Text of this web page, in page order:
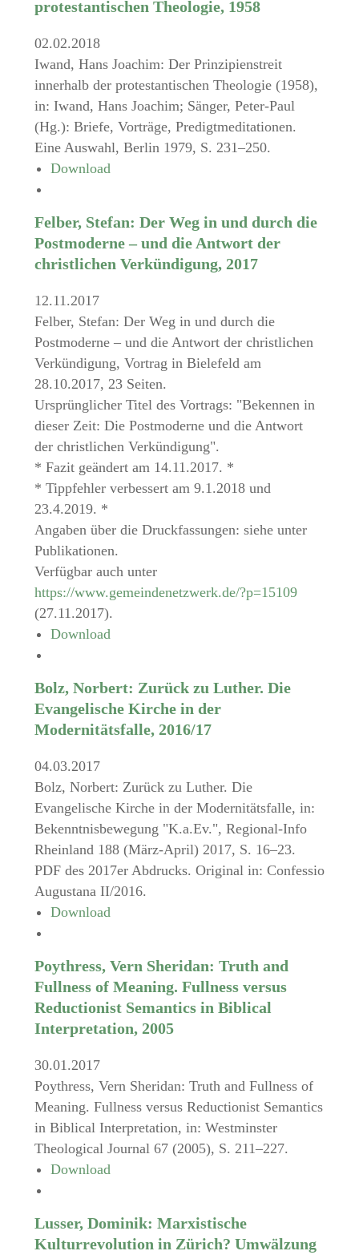
protestantischen Theologie, 1958
02.02.2018
Iwand, Hans Joachim: Der Prinzipienstreit
innerhalb der protestantischen Theologie (1958),
in: Iwand, Hans Joachim; Sänger, Peter-Paul
(Hg.): Briefe, Vorträge, Predigtmeditationen.
Eine Auswahl, Berlin 1979, S. 231–250.
Download
Felber, Stefan: Der Weg in und durch die
Postmoderne – und die Antwort der
christlichen Verkündigung, 2017
12.11.2017
Felber, Stefan: Der Weg in und durch die
Postmoderne – und die Antwort der christlichen
Verkündigung, Vortrag in Bielefeld am
28.10.2017, 23 Seiten.
Ursprünglicher Titel des Vortrags: "Bekennen in
dieser Zeit: Die Postmoderne und die Antwort
der christlichen Verkündigung".
* Fazit geändert am 14.11.2017. *
* Tippfehler verbessert am 9.1.2018 und
23.4.2019. *
Angaben über die Druckfassungen: siehe unter
Publikationen.
Verfügbar auch unter
https://www.gemeindenetzwerk.de/?p=15109
(27.11.2017).
Download
Bolz, Norbert: Zurück zu Luther. Die
Evangelische Kirche in der
Modernitätsfalle, 2016/17
04.03.2017
Bolz, Norbert: Zurück zu Luther. Die
Evangelische Kirche in der Modernitätsfalle, in:
Bekenntnisbewegung "K.a.Ev.", Regional-Info
Rheinland 188 (März-April) 2017, S. 16–23.
PDF des 2017er Abdrucks. Original in: Confessio
Augustana II/2016.
Download
Poythress, Vern Sheridan: Truth and
Fullness of Meaning. Fullness versus
Reductionist Semantics in Biblical
Interpretation, 2005
30.01.2017
Poythress, Vern Sheridan: Truth and Fullness of
Meaning. Fullness versus Reductionist Semantics
in Biblical Interpretation, in: Westminster
Theological Journal 67 (2005), S. 211–227.
Download
Lusser, Dominik: Marxistische
Kulturrevolution in Zürich? Umwälzung